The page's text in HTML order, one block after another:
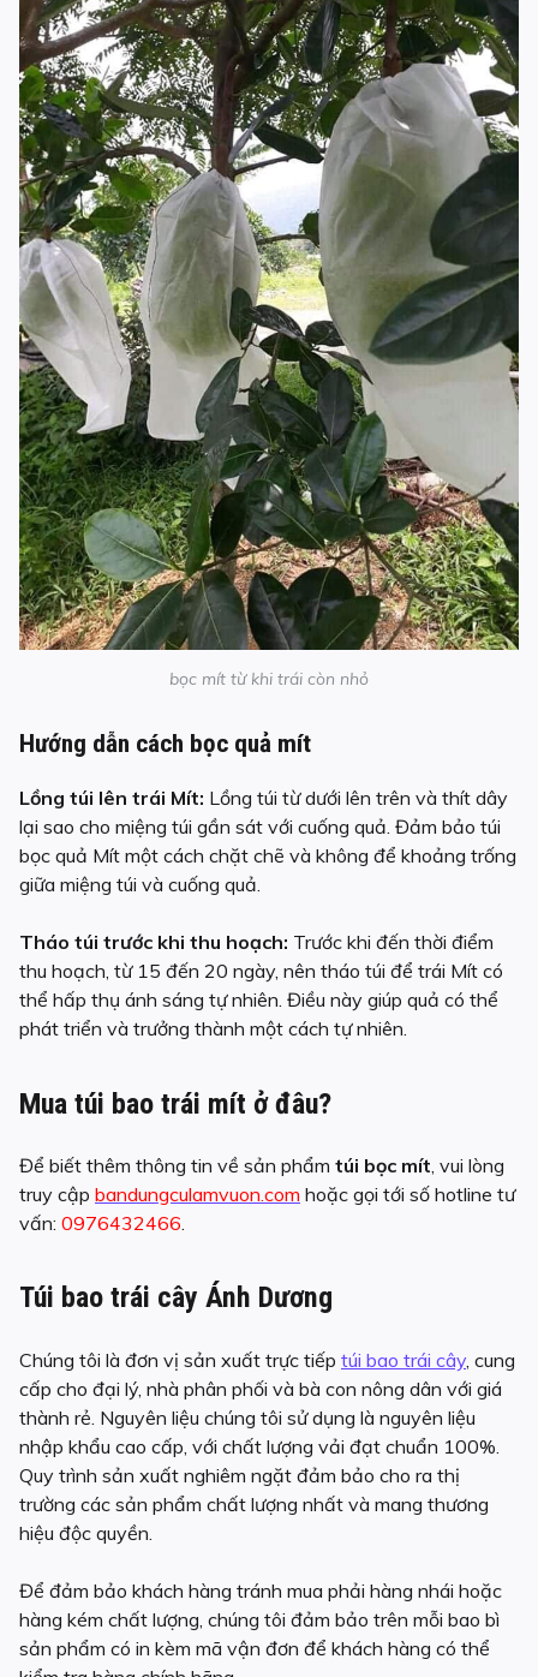
bọc mít từ khi trái còn nhỏ
Hướng dẫn cách bọc quả mít
Lồng túi lên trái Mít: Lồng túi từ dưới lên trên và thít dây
lại sao cho miệng túi gần sát với cuống quả. Đảm bảo túi
bọc quả Mít một cách chặt chẽ và không để khoảng trống
giữa miệng túi và cuống quả.
Tháo túi trước khi thu hoạch: Trước khi đến thời điểm
thu hoạch, từ 15 đến 20 ngày, nên tháo túi để trái Mít có
thể hấp thụ ánh sáng tự nhiên. Điều này giúp quả có thể
phát triển và trưởng thành một cách tự nhiên.
Mua túi bao trái mít ở đâu?
Để biết thêm thông tin về sản phẩm túi bọc mít, vui lòng
truy cập bandungculamvuon.com hoặc gọi tới số hotline tư
vấn: 0976432466.
Túi bao trái cây Ánh Dương
Chúng tôi là đơn vị sản xuất trực tiếp túi bao trái cây , cung
cấp cho đại lý, nhà phân phối và bà con nông dân với giá
thành rẻ. Nguyên liệu chúng tôi sử dụng là nguyên liệu
nhập khẩu cao cấp, với chất lượng vải đạt chuẩn 100%.
Quy trình sản xuất nghiêm ngặt đảm bảo cho ra thị
trường các sản phẩm chất lượng nhất và mang thương
hiệu độc quyền.
Để đảm bảo khách hàng tránh mua phải hàng nhái hoặc
hàng kém chất lượng, chúng tôi đảm bảo trên mỗi bao bì
sản phẩm có in kèm mã vận đơn để khách hàng có thể